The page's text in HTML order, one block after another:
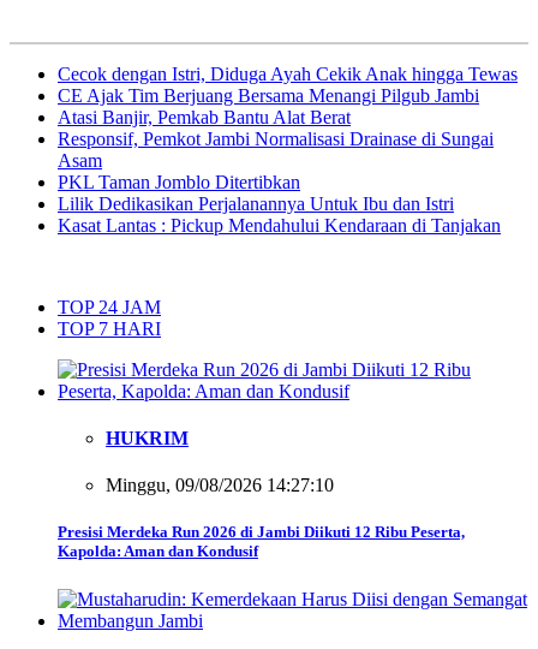
Cecok dengan Istri, Diduga Ayah Cekik Anak hingga Tewas
CE Ajak Tim Berjuang Bersama Menangi Pilgub Jambi
Atasi Banjir, Pemkab Bantu Alat Berat
Responsif, Pemkot Jambi Normalisasi Drainase di Sungai
Asam
PKL Taman Jomblo Ditertibkan
Lilik Dedikasikan Perjalanannya Untuk Ibu dan Istri
Kasat Lantas : Pickup Mendahului Kendaraan di Tanjakan
TOP 24 JAM
TOP 7 HARI
HUKRIM
Minggu, 09/08/2026 14:27:10
Presisi Merdeka Run 2026 di Jambi Diikuti 12 Ribu Peserta,
Kapolda: Aman dan Kondusif